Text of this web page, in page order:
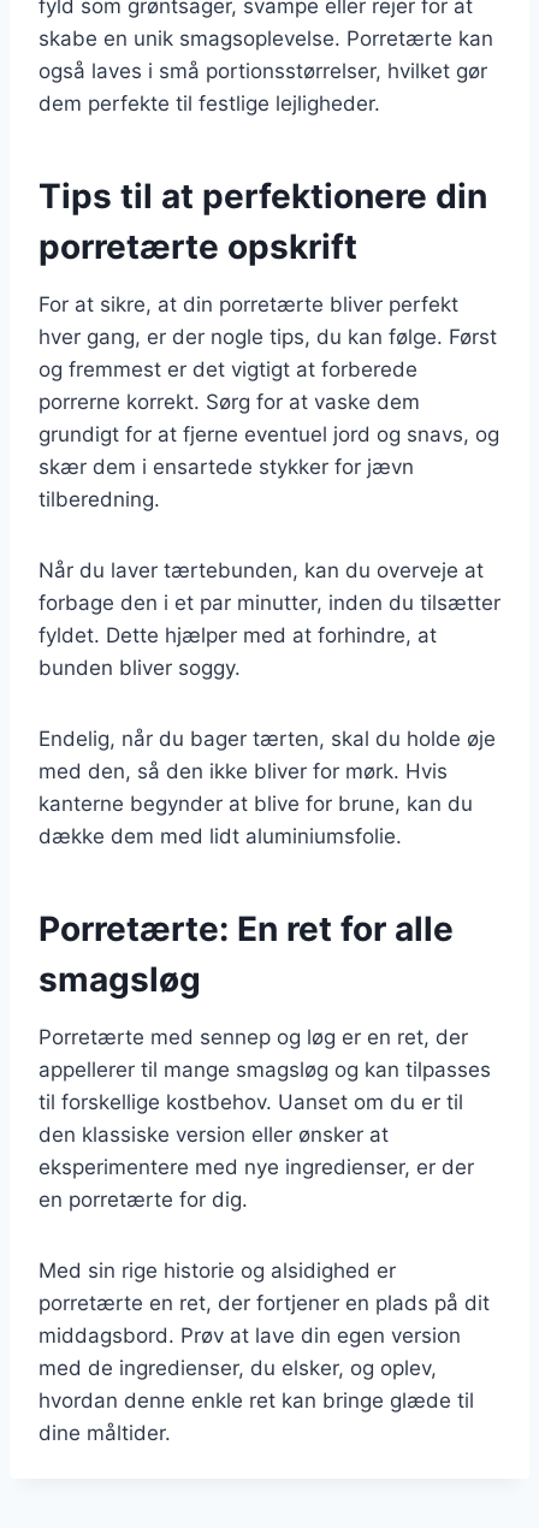
fyld som grøntsager, svampe eller rejer for at
skabe en unik smagsoplevelse. Porretærte kan
også laves i små portionsstørrelser, hvilket gør
dem perfekte til festlige lejligheder.
Tips til at perfektionere din
porretærte opskrift
For at sikre, at din porretærte bliver perfekt
hver gang, er der nogle tips, du kan følge. Først
og fremmest er det vigtigt at forberede
porrerne korrekt. Sørg for at vaske dem
grundigt for at fjerne eventuel jord og snavs, og
skær dem i ensartede stykker for jævn
tilberedning.
Når du laver tærtebunden, kan du overveje at
forbage den i et par minutter, inden du tilsætter
fyldet. Dette hjælper med at forhindre, at
bunden bliver soggy.
Endelig, når du bager tærten, skal du holde øje
med den, så den ikke bliver for mørk. Hvis
kanterne begynder at blive for brune, kan du
dække dem med lidt aluminiumsfolie.
Porretærte: En ret for alle
smagsløg
Porretærte med sennep og løg er en ret, der
appellerer til mange smagsløg og kan tilpasses
til forskellige kostbehov. Uanset om du er til
den klassiske version eller ønsker at
eksperimentere med nye ingredienser, er der
en porretærte for dig.
Med sin rige historie og alsidighed er
porretærte en ret, der fortjener en plads på dit
middagsbord. Prøv at lave din egen version
med de ingredienser, du elsker, og oplev,
hvordan denne enkle ret kan bringe glæde til
dine måltider.